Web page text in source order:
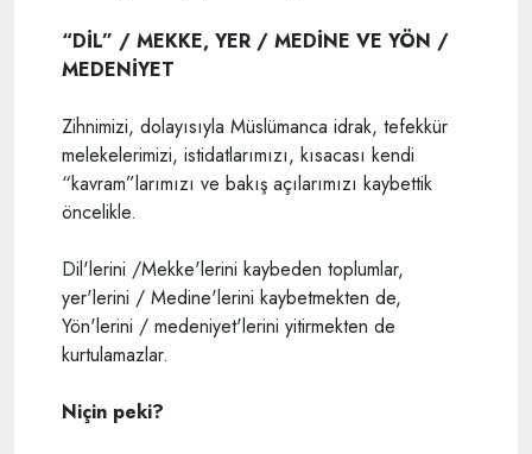
“DİL” / MEKKE, YER / MEDİNE VE YÖN /
MEDENİYET
Zihnimizi, dolayısıyla Müslümanca idrak, tefekkür
melekelerimizi, istidatlarımızı, kısacası kendi
“kavram”larımızı ve bakış açılarımızı kaybettik
öncelikle.
Dil'lerini /Mekke'lerini kaybeden toplumlar,
yer'lerini / Medine'lerini kaybetmekten de,
Yön'lerini / medeniyet'lerini yitirmekten de
kurtulamazlar.
Niçin peki?